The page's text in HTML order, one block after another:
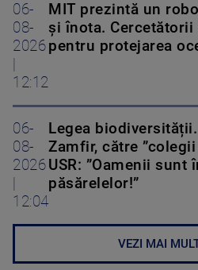
06-
08-
2026
12:12
MIT prezintă un
și înota.
pentru protejarea
06-
08-
2026
12:04
Legea biodiversității.
Zamfir, către
USR: ”Oamenii sunt
păsărelelor!”
VEZI MAI